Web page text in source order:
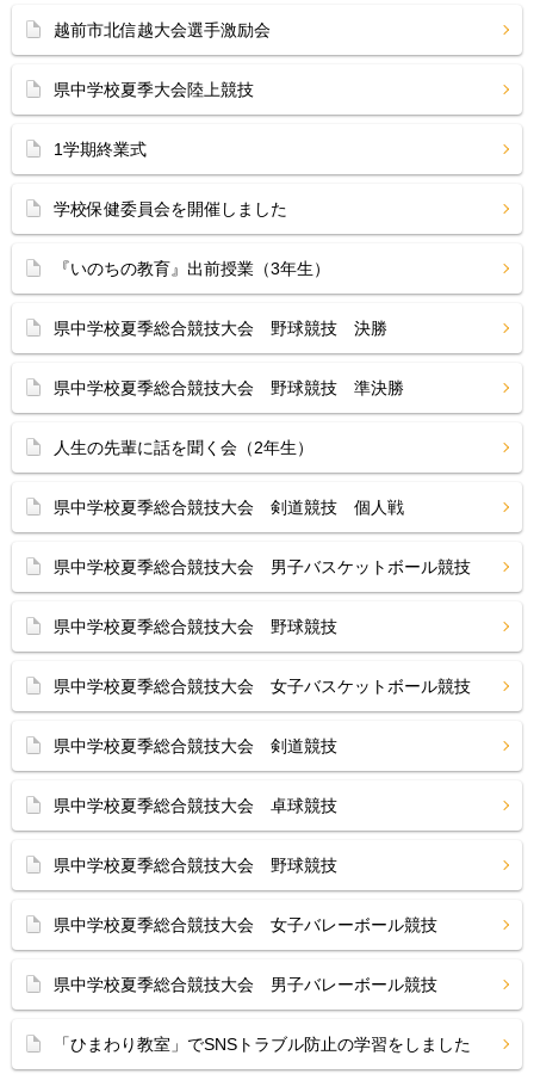
越前市北信越大会選手激励会
県中学校夏季大会陸上競技
1学期終業式
学校保健委員会を開催しました
『いのちの教育』出前授業（3年生）
県中学校夏季総合競技大会 野球競技 決勝
県中学校夏季総合競技大会 野球競技 準決勝
人生の先輩に話を聞く会（2年生）
県中学校夏季総合競技大会 剣道競技 個人戦
県中学校夏季総合競技大会 男子バスケットボール競技
県中学校夏季総合競技大会 野球競技
県中学校夏季総合競技大会 女子バスケットボール競技
県中学校夏季総合競技大会 剣道競技
県中学校夏季総合競技大会 卓球競技
県中学校夏季総合競技大会 野球競技
県中学校夏季総合競技大会 女子バレーボール競技
県中学校夏季総合競技大会 男子バレーボール競技
「ひまわり教室」でSNSトラブル防止の学習をしました